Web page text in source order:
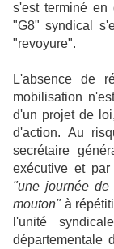
s'est terminé
"G8" syndical
"revoyure".
L'absence de
mobilisation
d'un projet de
d'action. Au
secrétaire
exécutive et
"une journée de
mouton"à
l'unité
départementale